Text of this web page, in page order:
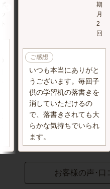
ポ
ッ
期
月
2
回
ご感想
いつも本当にありがと
うございます。毎回子
供の学習机の落書きを
消していただけるの
で、落書きされても大
らかな気持ちでいられ
ます。
お客様の声･口